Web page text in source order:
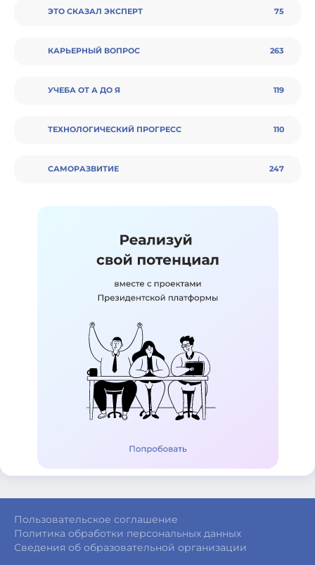
ЭТО СКАЗАЛ ЭКСПЕРТ 75
КАРЬЕРНЫЙ ВОПРОС 263
УЧЕБА ОТ А ДО Я 119
ТЕХНОЛОГИЧЕСКИЙ ПРОГРЕСС 110
CАМОРАЗВИТИЕ 247
Пользовательское соглашение
Политика обработки персональных данных
Сведения об образовательной организации